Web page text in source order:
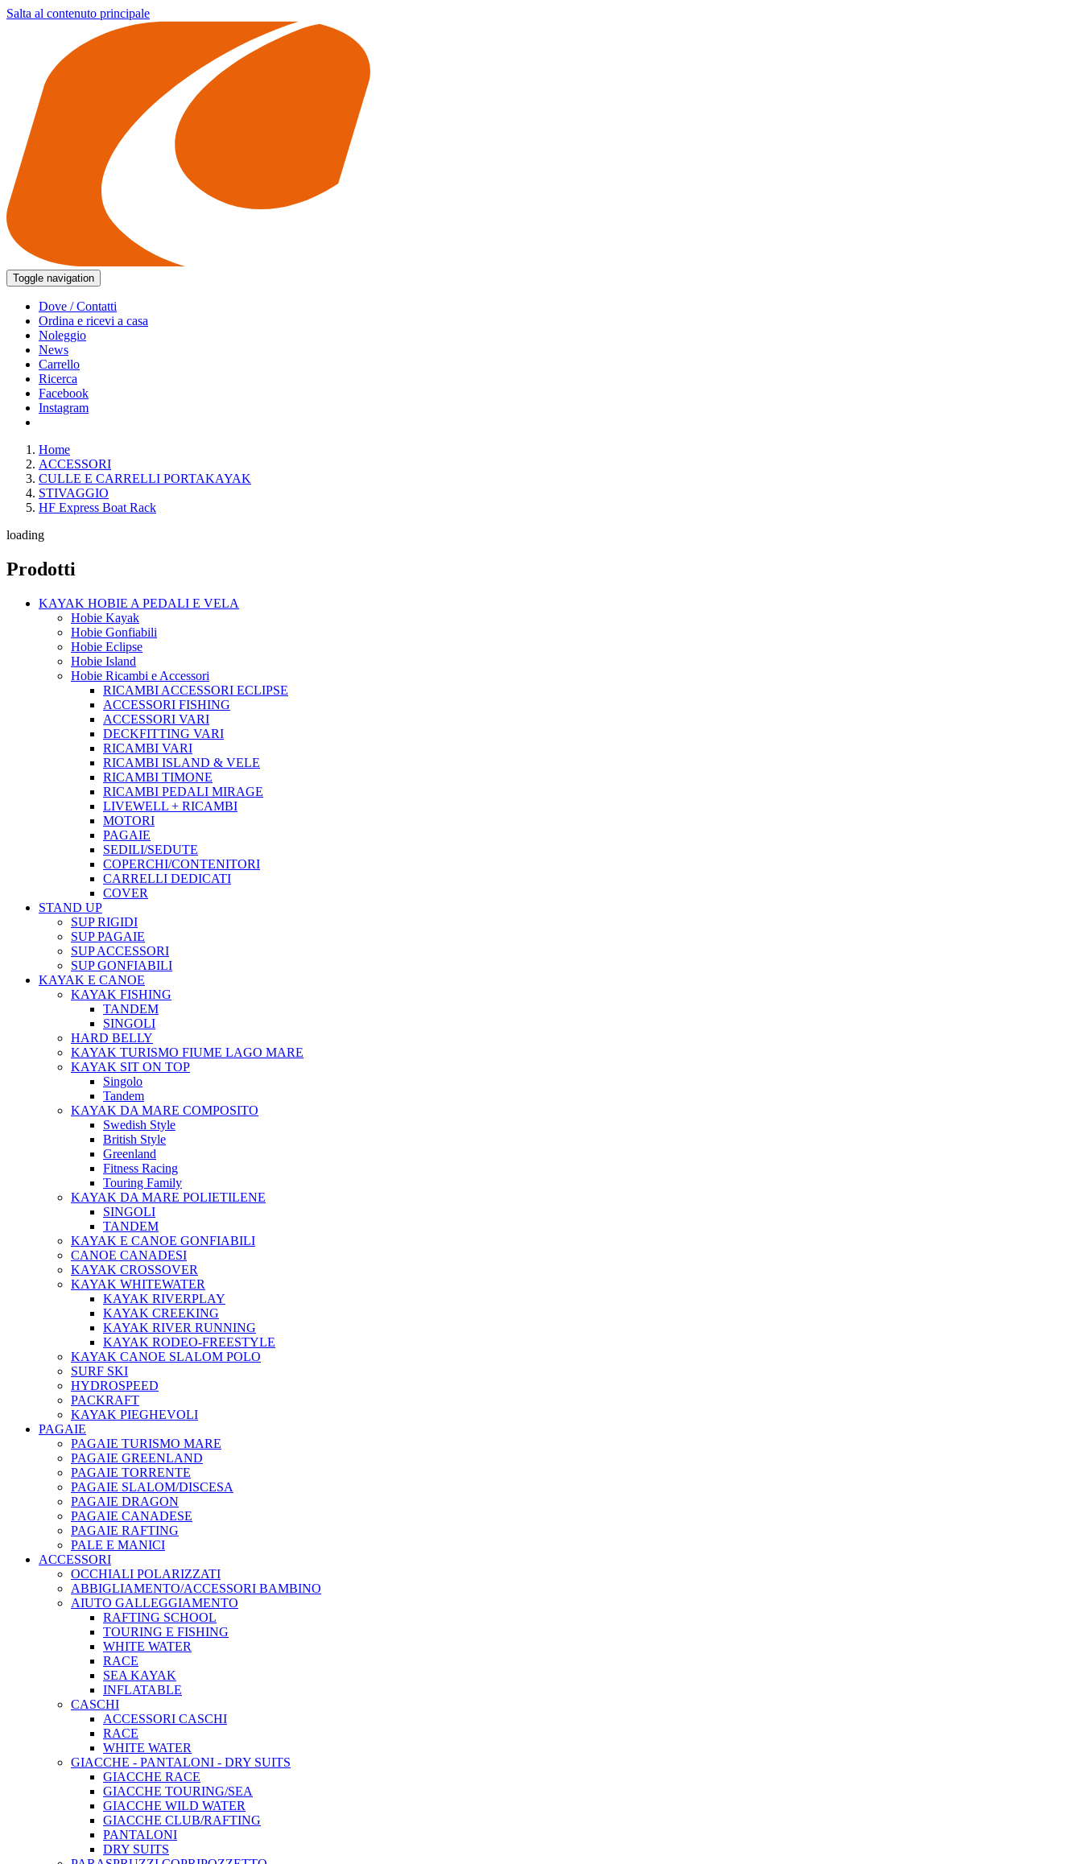
Salta al contenuto principale
Toggle navigation
Dove / Contatti
Ordina e ricevi a casa
Noleggio
News
Carrello
Ricerca
Facebook
Instagram
Home
ACCESSORI
CULLE E CARRELLI PORTAKAYAK
STIVAGGIO
HF Express Boat Rack
loading
Prodotti
KAYAK HOBIE A PEDALI E VELA
Hobie Kayak
Hobie Gonfiabili
Hobie Eclipse
Hobie Island
Hobie Ricambi e Accessori
RICAMBI ACCESSORI ECLIPSE
ACCESSORI FISHING
ACCESSORI VARI
DECKFITTING VARI
RICAMBI VARI
RICAMBI ISLAND & VELE
RICAMBI TIMONE
RICAMBI PEDALI MIRAGE
LIVEWELL + RICAMBI
MOTORI
PAGAIE
SEDILI/SEDUTE
COPERCHI/CONTENITORI
CARRELLI DEDICATI
COVER
STAND UP
SUP RIGIDI
SUP PAGAIE
SUP ACCESSORI
SUP GONFIABILI
KAYAK E CANOE
KAYAK FISHING
TANDEM
SINGOLI
HARD BELLY
KAYAK TURISMO FIUME LAGO MARE
KAYAK SIT ON TOP
Singolo
Tandem
KAYAK DA MARE COMPOSITO
Swedish Style
British Style
Greenland
Fitness Racing
Touring Family
KAYAK DA MARE POLIETILENE
SINGOLI
TANDEM
KAYAK E CANOE GONFIABILI
CANOE CANADESI
KAYAK CROSSOVER
KAYAK WHITEWATER
KAYAK RIVERPLAY
KAYAK CREEKING
KAYAK RIVER RUNNING
KAYAK RODEO-FREESTYLE
KAYAK CANOE SLALOM POLO
SURF SKI
HYDROSPEED
PACKRAFT
KAYAK PIEGHEVOLI
PAGAIE
PAGAIE TURISMO MARE
PAGAIE GREENLAND
PAGAIE TORRENTE
PAGAIE SLALOM/DISCESA
PAGAIE DRAGON
PAGAIE CANADESE
PAGAIE RAFTING
PALE E MANICI
ACCESSORI
OCCHIALI POLARIZZATI
ABBIGLIAMENTO/ACCESSORI BAMBINO
AIUTO GALLEGGIAMENTO
RAFTING SCHOOL
TOURING E FISHING
WHITE WATER
RACE
SEA KAYAK
INFLATABLE
CASCHI
ACCESSORI CASCHI
RACE
WHITE WATER
GIACCHE - PANTALONI - DRY SUITS
GIACCHE RACE
GIACCHE TOURING/SEA
GIACCHE WILD WATER
GIACCHE CLUB/RAFTING
PANTALONI
DRY SUITS